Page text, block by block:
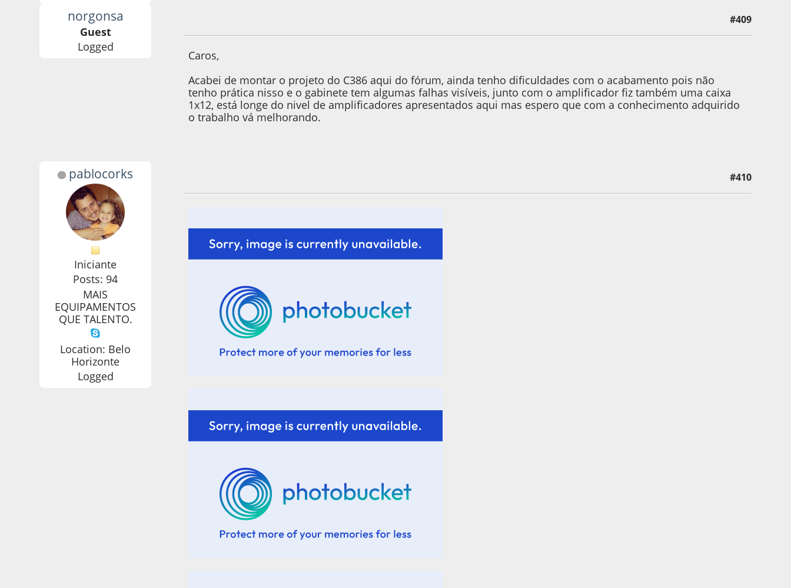
norgonsa
Guest
Logged
#409
Caros,
Acabei de montar o projeto do C386 aqui do fórum, ainda tenho dificuldades com o acabamento pois não
tenho prática nisso e o gabinete tem algumas falhas visíveis, junto com o amplificador fiz também uma caixa
1x12, está longe do nivel de amplificadores apresentados aqui mas espero que com a conhecimento adquirido
o trabalho vá melhorando.
pablocorks
Iniciante
Posts: 94
MAIS
EQUIPAMENTOS
QUE TALENTO.
Location: Belo
Horizonte
Logged
#410